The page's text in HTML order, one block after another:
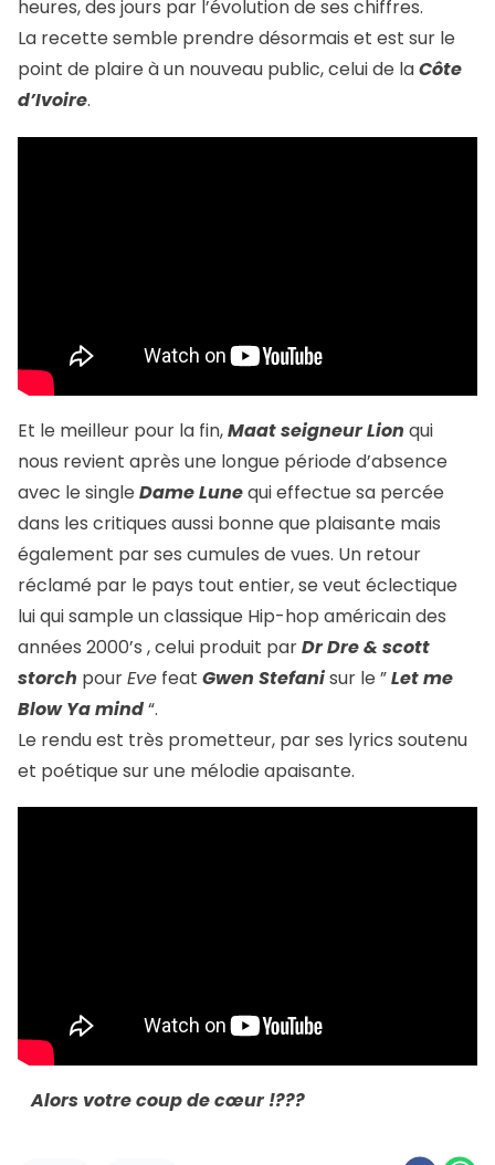
heures, des jours par l’évolution de ses chiffres.
La recette semble prendre désormais et est sur le
point de plaire à un nouveau public, celui de laCôte
d’Ivoire.
Et le meilleur pour la fin,Maat seigneur Lion qui
nous revient après une longue période d’absence
avec le single Dame Lunequi effectue sa percée
dans les critiques aussi bonne que plaisante mais
également par ses cumules de vues. Un retour
réclamé par le pays tout entier, se veut éclectique
lui qui sample un classique Hip-hop américain des
années 2000’s , celui produit parDr Dre & scott
storch pourEve feat Gwen Stefanisur le ”Let me
Blow Ya mind“.
Le rendu est très prometteur, par ses lyrics soutenu
et poétique sur une mélodie apaisante.
Alors votre coup de cœur !???